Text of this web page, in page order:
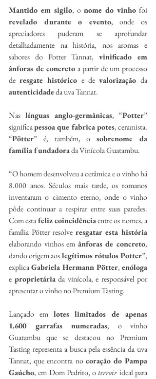
Mantido em sigilo, o nome do vinho
revelado durante o evento, onde os
apreciadores puderam se aprofundar
detalhadamente na história, nos aromas e
sabores do Potter Tannat, vinificado em
ânforas de concreto a partir de um processo
de resgate histórico e de valorização da
autenticidade da uva Tannat.
Nas línguas anglo-germânicas, “Potter”
significa pessoa que fabrica potes, ceramista.
“Pötter” é, também, o sobrenome da
família fundadora da Vinícola Guatambu.
“O homem desenvolveu a cerâmica e o vinho há
8.000 anos. Séculos mais tarde, os romanos
inventaram o cimento eterno, onde o vinho
pôde continuar a respirar entre suas paredes.
Com esta feliz coincidência entre os nomes, a
família Pötter resolve resgatar esta história
elaborando vinhos em ânforas de concreto,
dando origem aos legítimos rótulos Potter”,
explica Gabriela Hermann Pötter, enóloga
e proprietária da vinícola, e responsável por
apresentar o vinho no Premium Tasting.
Lançado em lotes limitados de apenas
1.600 garrafas numeradas, o vinho
Guatambu que se destacou no Premium
Tasting representa a busca pela essência da uva
Tannat, que encontra no coração do Pampa
Gaúcho, em Dom Pedrito, o terroir ideal para